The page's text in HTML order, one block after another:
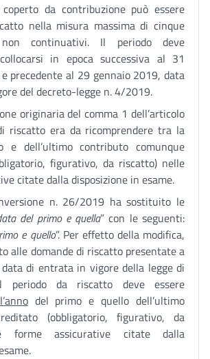
da contribuzione può essere
nella misura massima di cinque
continuativi. Il periodo deve
in epoca successiva al 31
precedente al 29 gennaio 2019, data
del decreto-legge n. 4/2019.
originaria del comma 1 dell’articolo
riscatto era da ricomprendere tra la
e dell’ultimo contributo comunque
figurativo, da riscatto) nelle
citate dalla disposizione in esame.
n. 26/2019 ha sostituito le
del primo e quella” con le seguenti:
e quello”. Per effetto della modifica,
alle domande di riscatto presentate a
di entrata in vigore della legge di
periodo da riscatto deve essere
l’annodel primo e quello dell’ultimo
(obbligatorio, figurativo, da
forme assicurative citate dalla